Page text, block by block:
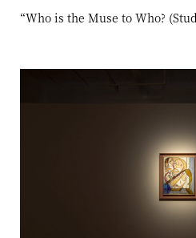
“Who is the Muse to Who?